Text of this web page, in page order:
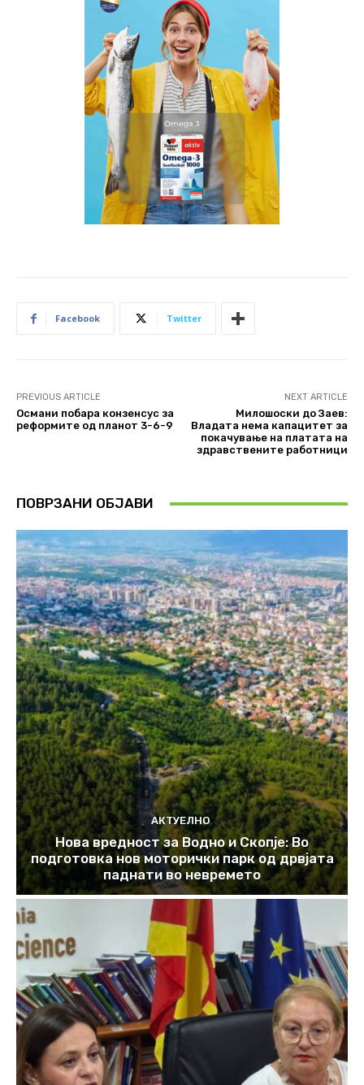
Facebook Twitter
PREVIOUS ARTICLE
Османи побара конзенсус за
реформите од планот 3-6-9
NEXT ARTICLE
Милошоски до Заев:
Владата нема капацитет за
покачување на платата на
здравствените работници
ПОВРЗАНИ ОБЈАВИ
АКТУЕЛНО
Нова вредност за Водно и Скопје: Во
подготовка нов моторички парк од дрвјата
паднати во невремето